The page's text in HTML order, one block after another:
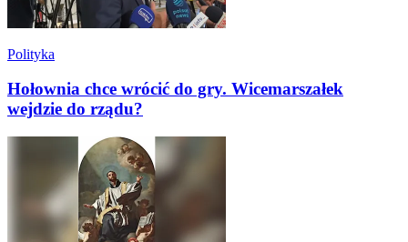
Polityka
Hołownia chce wrócić do gry. Wicemarszałek
wejdzie do rządu?